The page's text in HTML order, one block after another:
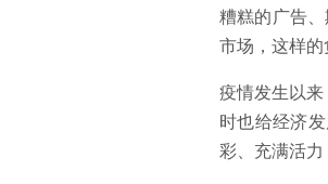
糟糕的广告
市场，这样的
疫情发生以
时也给经济
彩、充满活力